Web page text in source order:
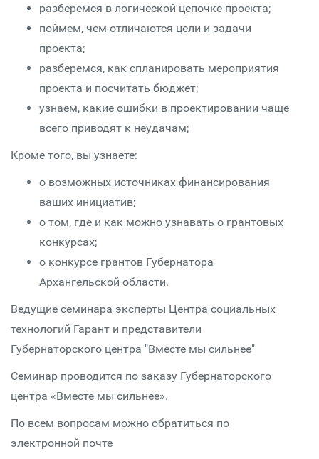
разберемся в логической цепочке проекта;
поймем, чем отличаются цели и задачи
проекта;
разберемся, как спланировать мероприятия
проекта и посчитать бюджет;
узнаем, какие ошибки в проектировании чаще
всего приводят к неудачам;
Кроме того, вы узнаете:
о возможных источниках финансирования
ваших инициатив;
о том, где и как можно узнавать о грантовых
конкурсах;
о конкурсе грантов Губернатора
Архангельской области.
Ведущие семинара эксперты Центра социальных
технологий Гарант и представители
Губернаторского центра "Вместе мы сильнее"
Семинар проводится по заказу Губернаторского
центра «Вместе мы сильнее».
По всем вопросам можно обратиться по
электронной почте